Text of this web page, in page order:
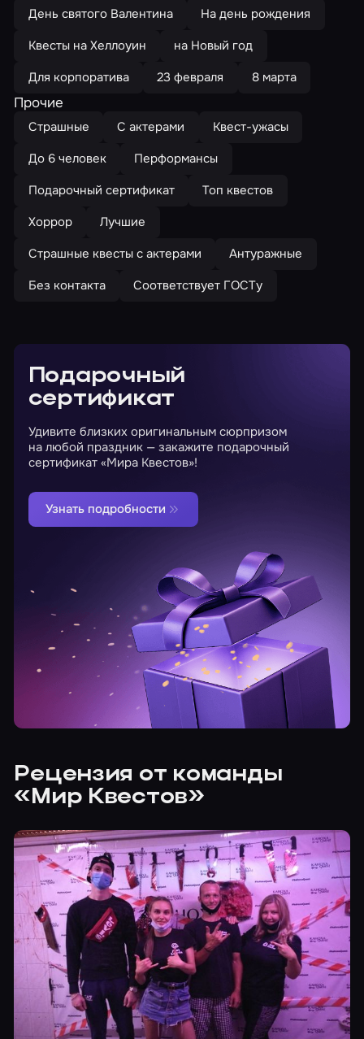
День святого Валентина
На день рождения
Квесты на Хеллоуин
на Новый год
Для корпоратива
23 февраля 8 марта
Прочие
Страшные С актерами
Квест-ужасы
До 6 человек
Перформансы
Подарочный сертификат
Топ квестов
Хоррор
Лучшие
Страшные квесты с актерами
Антуражные
Без контакта
Соответствует ГОСТу
Подарочный
сертификат
Удивите близких оригинальным сюрпризом
на любой праздник — закажите подарочный
сертификат «Мира Квестов»!
Узнать подробности
Рецензия от команды
«Мир Квестов»